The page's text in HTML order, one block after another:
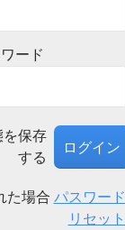
ード
を保存
する
た場合 パスワード
リセット